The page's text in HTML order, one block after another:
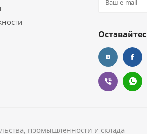
промышленности и склада